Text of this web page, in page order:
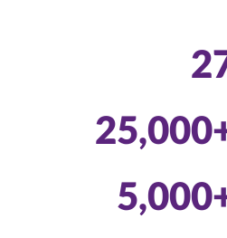
25,000
5,000